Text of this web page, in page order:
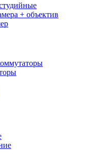
+ объектив